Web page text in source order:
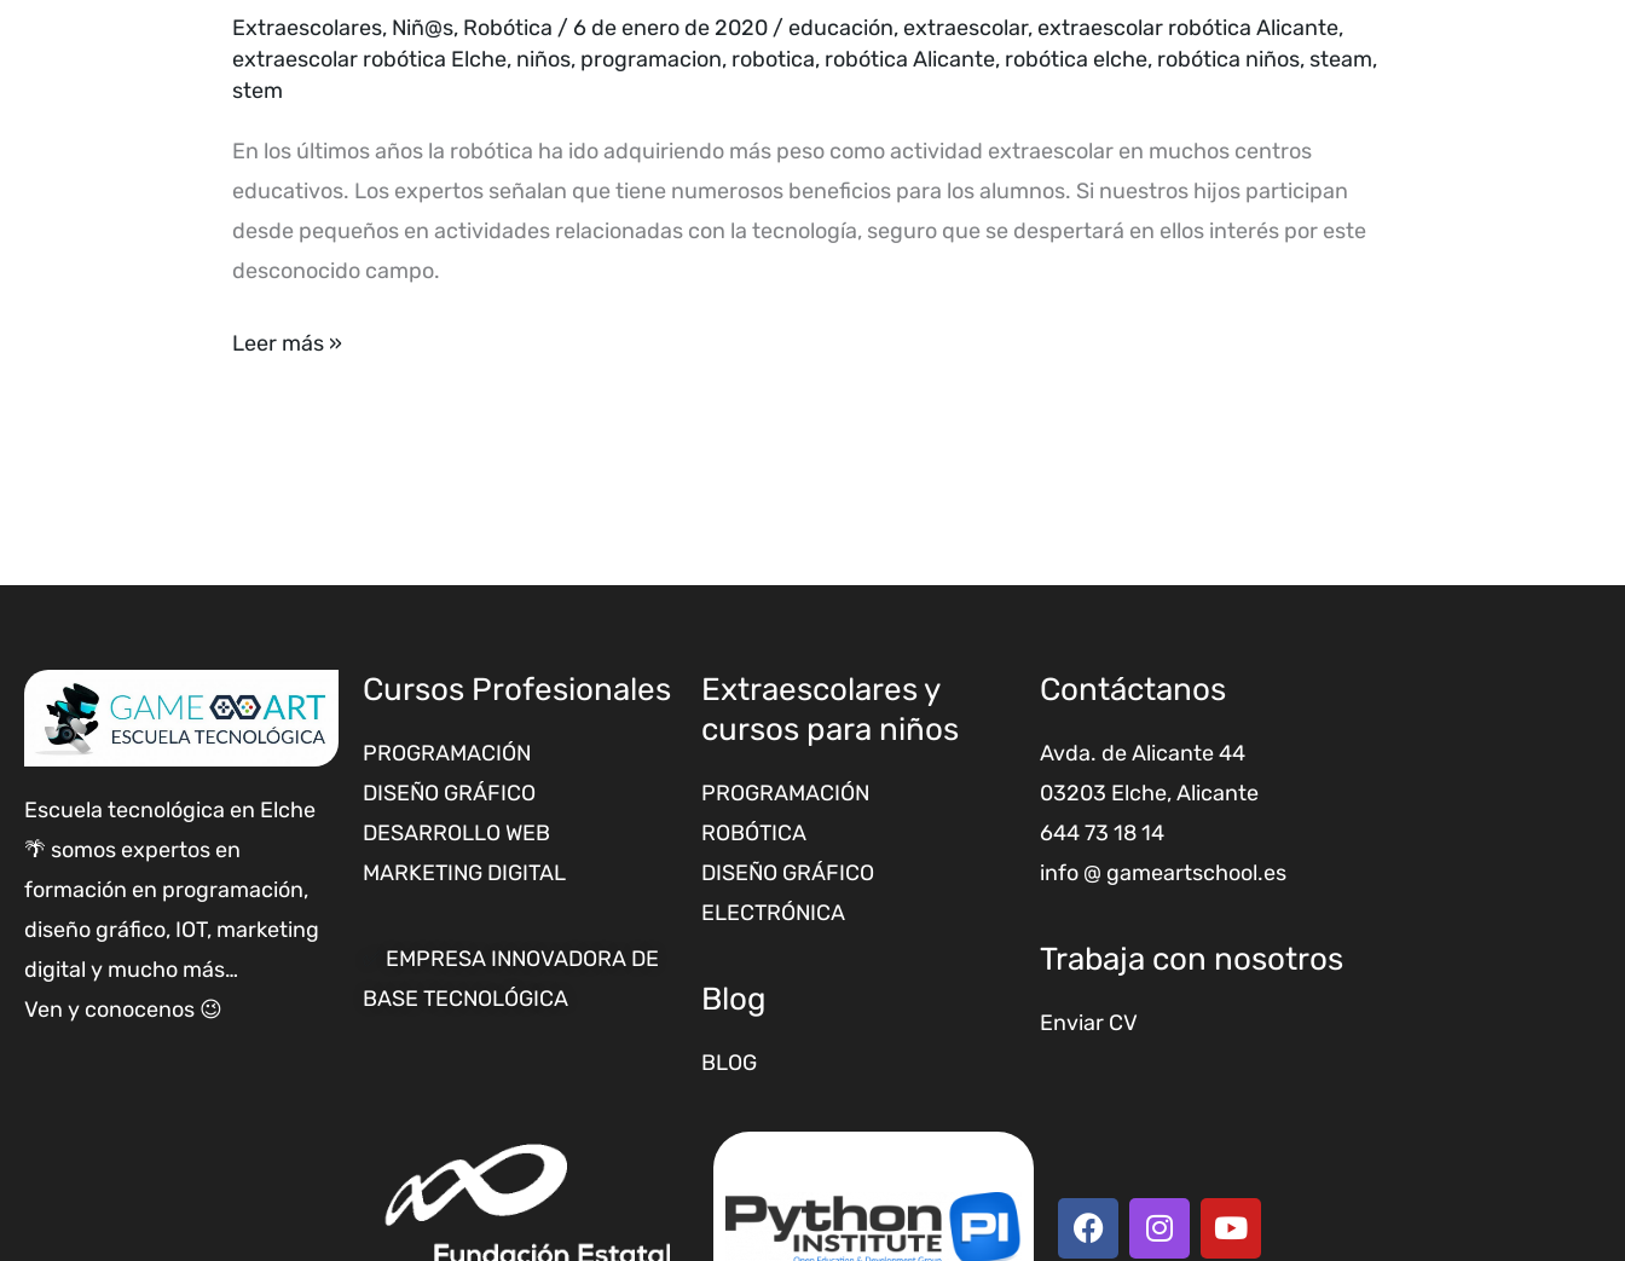
Extraescolares, Niñ@s, Robótica / 6 de enero de 2020 / educación, extraescolar, extraescolar robótica Alicante,
extraescolar robótica Elche, niños, programacion, robotica, robótica Alicante, robótica elche, robótica niños, steam,
stem
En los últimos años la robótica ha ido adquiriendo más peso como actividad extraescolar en muchos centros
educativos. Los expertos señalan que tiene numerosos beneficios para los alumnos. Si nuestros hijos participan
desde pequeños en actividades relacionadas con la tecnología, seguro que se despertará en ellos interés por este
desconocido campo.
las
que
elegir
robótica
como
extraescolar
para
Leer más »
Escuela tecnológica en Elche
🌴 somos expertos en
formación en programación,
diseño gráfico, IOT, marketing
digital y mucho más…
Ven y conocenos 😉
Cursos Profesionales
PROGRAMACIÓN
DISEÑO GRÁFICO
DESARROLLO WEB
MARKETING DIGITAL
EMPRESA INNOVADORA DE
BASE TECNOLÓGICA
Extraescolares y
cursos para niños
PROGRAMACIÓN
ROBÓTICA
DISEÑO GRÁFICO
ELECTRÓNICA
Blog
BLOG
Contáctanos
Avda. de Alicante 44
03203 Elche, Alicante
644 73 18 14
info @ gameartschool.es
Trabaja con nosotros
Enviar CV
F
a
I
n
Y
o